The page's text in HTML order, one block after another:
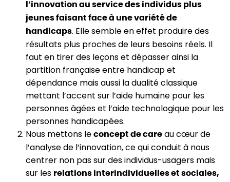
l’innovation au service des individus plus
jeunes faisant face à une variété de
handicaps. Elle semble en effet produire des
résultats plus proches de leurs besoins réels. Il
faut en tirer des leçons et dépasser ainsi la
partition française entre handicap et
dépendance mais aussi la dualité classique
mettant l’accent sur l’aide humaine pour les
personnes âgées et l’aide technologique pour les
personnes handicapées.
Nous mettons le concept de care au cœur de
l’analyse de l’innovation, ce qui conduit à nous
centrer non pas sur des individus-usagers mais
sur les relations interindividuelles et sociales,